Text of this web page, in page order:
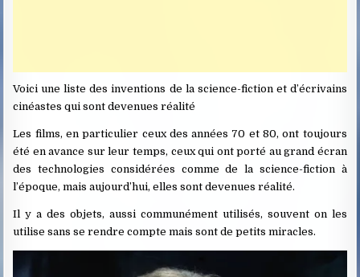
Voici une liste des inventions de la science-fiction et d’écrivains
cinéastes qui sont devenues réalité
Les films, en particulier ceux des années 70 et 80, ont toujours
été en avance sur leur temps, ceux qui ont porté au grand écran
des technologies considérées comme de la science-fiction à
l’époque, mais aujourd’hui, elles sont devenues réalité.
Il y a des objets, aussi communément utilisés, souvent on les
utilise sans se rendre compte mais sont de petits miracles.